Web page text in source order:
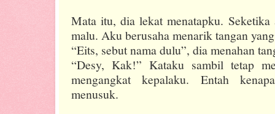
Mata itu, dia lekat menatapku.
malu. Aku berusaha menarik tangan
“Eits, sebut nama dulu”, dia menahan
“Desy, Kak!” Kataku sambil tetap
mengangkat kepalaku. Entah
menusuk.